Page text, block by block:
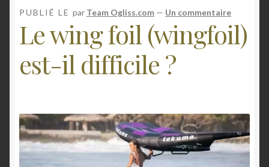
i
n
g
c
h
s
i
r
PUBLIÉ LE par Team Ogliss.com — Un commentaire
Le wing foil (wingfoil)
est-il difficile ?